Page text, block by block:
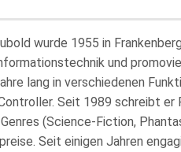
wurde 1955 in
und
lang in verschiedenen
Seit 1989 schreibt er
(Science-Fiction,
Seit einigen Jahren